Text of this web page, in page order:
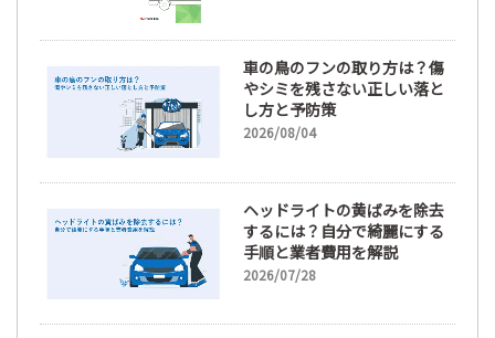
車の鳥のフンの取り方は？傷
やシミを残さない正しい落と
し方と予防策
2026/08/04
ヘッドライトの黄ばみを除去
するには？自分で綺麗にする
手順と業者費用を解説
2026/07/28